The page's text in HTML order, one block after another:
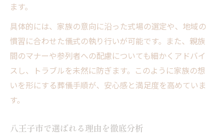
ます。
具体的には、家族の意向に沿った式場の選定や、地域の
慣習に合わせた儀式の執り行いが可能です。また、親族
間のマナーや参列者への配慮についても細かくアドバイ
スし、トラブルを未然に防ぎます。このように家族の想
いを形にする葬儀手順が、安心感と満足度を高めていま
す。
八王子市で選ばれる理由を徹底分析